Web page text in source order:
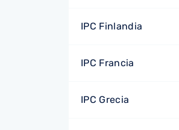
IPC Finlandia
IPC Francia
IPC Grecia